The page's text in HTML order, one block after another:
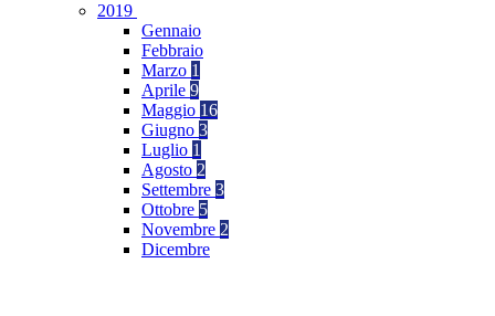
2019
Gennaio
Febbraio
Marzo 1
Aprile 9
Maggio 16
Giugno 3
Luglio 1
Agosto 2
Settembre 3
Ottobre 5
Novembre 2
Dicembre